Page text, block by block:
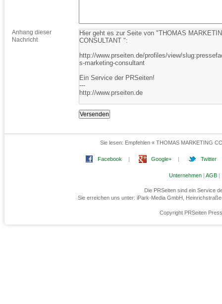
Anhang dieser
Nachricht
Sie lesen: Empfehlen « THOMAS MARKETING
Facebook | Google+ | Twitter
Unternehmen | AGB |
Die PRSeiten sind ein Service
Sie erreichen uns unter: iPark-Media GmbH,
Copyright PRSeiten